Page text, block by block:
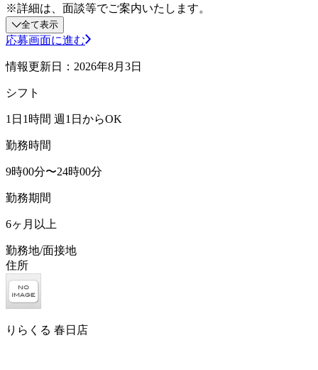
※詳細は、面談等でご案内いたします。
全て表示
応募画面に進む
情報更新日：2026年8月3日
シフト
1日1時間 週1日からOK
勤務時間
9時00分〜24時00分
勤務期間
6ヶ月以上
勤務地/面接地
住所
りらくる 春日店